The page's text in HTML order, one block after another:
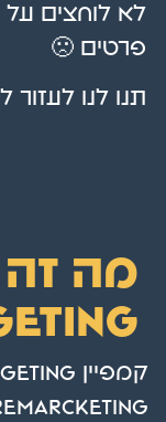
לא לוחצים
פרטים 🙁
תנו לנו
מה זה